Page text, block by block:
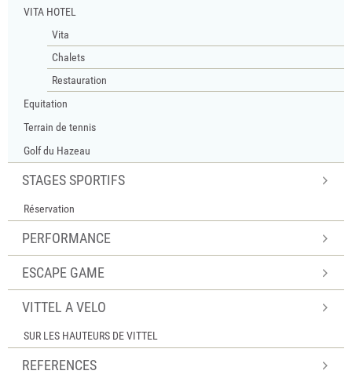
VITA HOTEL
Vita
Chalets
Restauration
Equitation
Terrain de tennis
Golf du Hazeau
STAGES SPORTIFS
Réservation
PERFORMANCE
ESCAPE GAME
VITTEL A VELO
SUR LES HAUTEURS DE VITTEL
REFERENCES